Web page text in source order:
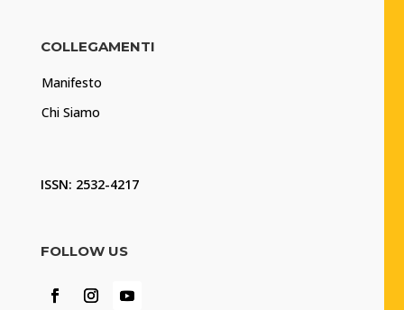
COLLEGAMENTI
Manifesto
Chi Siamo
ISSN: 2532-4217
FOLLOW US